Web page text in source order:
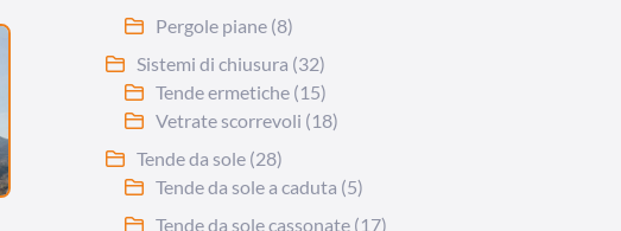
Pergole piane (8)
Sistemi di chiusura (32)
Tende ermetiche (15)
Vetrate scorrevoli (18)
Tende da sole (28)
Tende da sole a caduta (5)
Tende da sole cassonate (17)